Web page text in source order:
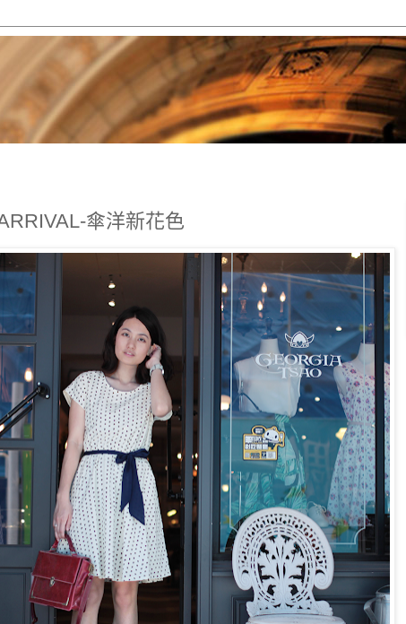
傘洋新花色